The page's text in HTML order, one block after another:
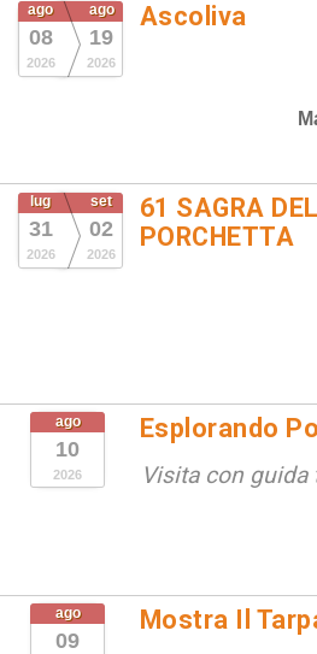
ago
08
2026
ago
19
2026
Ascoliva
lug
31
2026
set
02
2026
61 SAGRA
PORCHETTA
ago
10
2026
Esplorando
Visita con
ago
09
Mostra Il